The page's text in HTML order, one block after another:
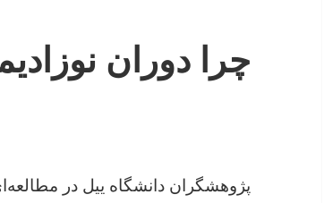
چرا دوران
پژوهشگران دانشگاه ییل در